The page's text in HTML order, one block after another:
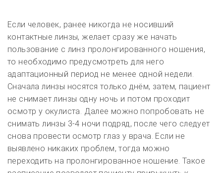
Если человек, ранее никогда не носивший
контактные линзы, желает сразу же начать
пользование с линз пролонгированного ношения,
то необходимо предусмотреть для него
адаптационный период не менее одной недели.
Сначала линзы носятся только днём, затем, пациент
не снимает линзы одну ночь и потом проходит
осмотр у окулиста. Далее можно попробовать не
снимать линзы 3-4 ночи подряд, после чего следует
снова провести осмотр глаз у врача. Если не
выявлено никаких проблем, тогда можно
переходить на пролонгированное ношение. Такое